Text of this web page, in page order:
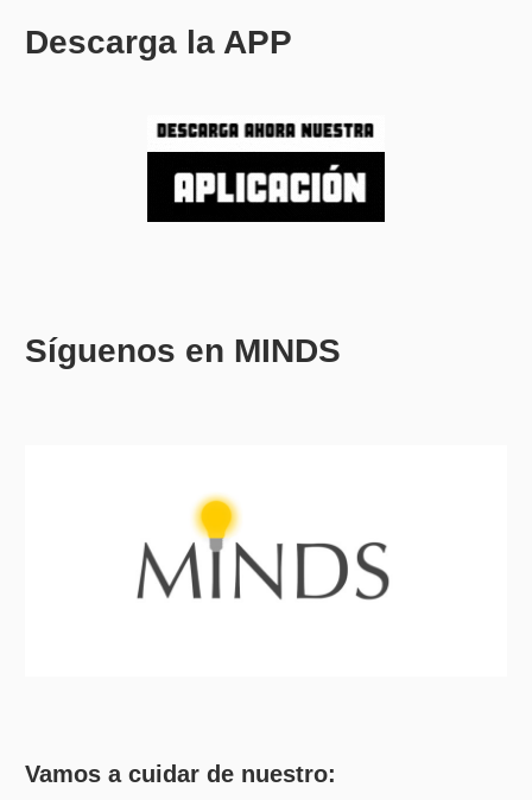
Descarga la APP
Síguenos en MINDS
Vamos a cuidar de nuestro: